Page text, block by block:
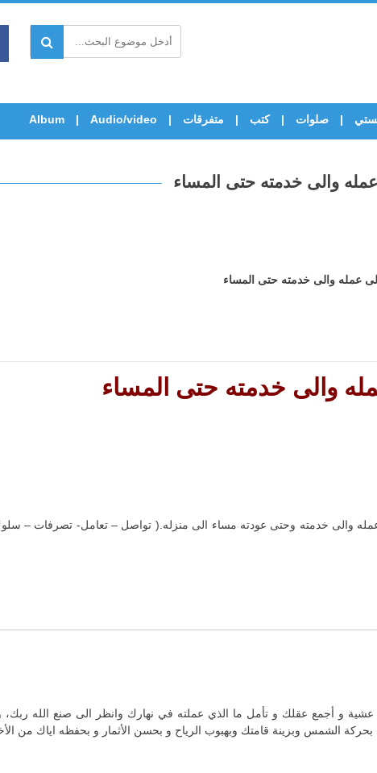
صلوات كتب متفرقات Audio/video
Album
والى خدمته حتى المساء
عمله والى خدمته حتى المساء
والى خدمته حتى المساء
والى خدمته وحتى عودته مساء الى منزله.( تواصل – تعامل- تصرفات –
و أجمع عقلك و تأمل ما الذي عملته في نهارك وانظر الى صنع الله ربك،
بحركة الشمس وبزينة قامتك وبهبوب الرياح و بحسن الأثمار و بحفظه اياك من